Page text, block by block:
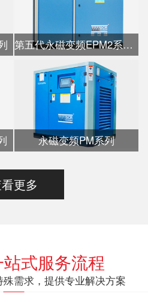
第五代永磁变频EPM2系列水冷
永磁变频PM系列
更多
式服务流程
需求，提供专业解决方案